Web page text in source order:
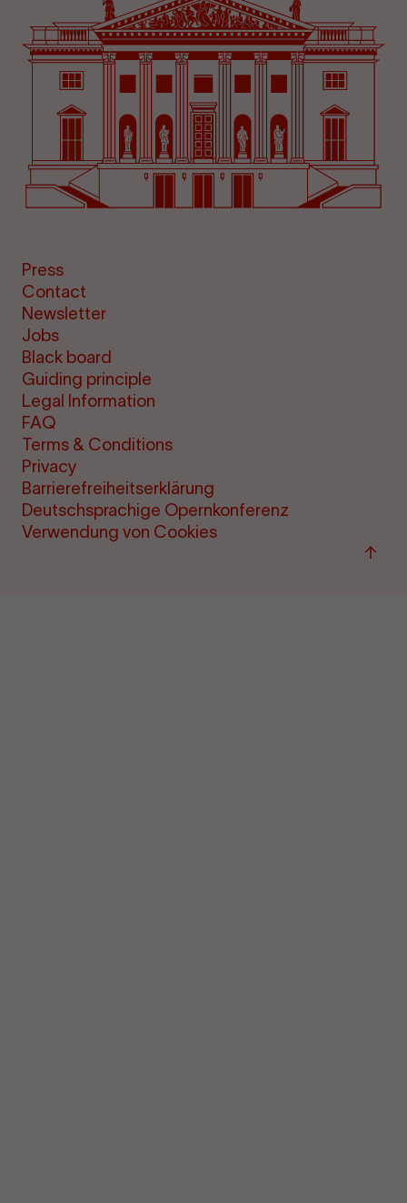
Press
Contact
Newsletter
Jobs
Black board
Guiding principle
Legal Information
FAQ
Terms & Conditions
Privacy
Barrierefreiheitserklärung
Deutschsprachige Opernkonferenz
Verwendung von Cookies
Back